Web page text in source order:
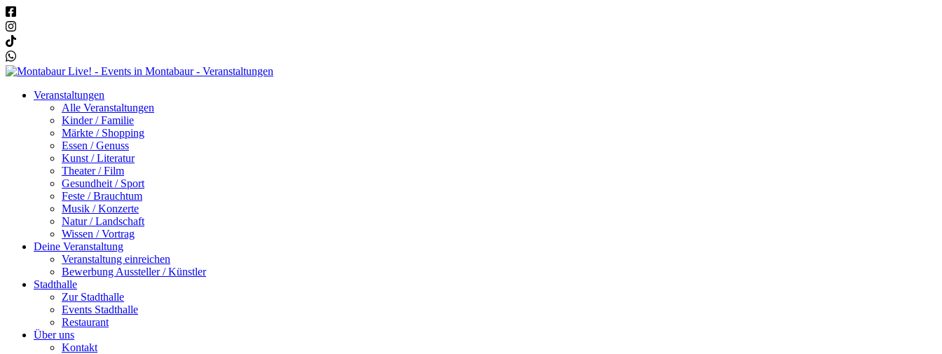
Veranstaltungen
Alle Veranstaltungen
Kinder / Familie
Märkte / Shopping
Essen / Genuss
Kunst / Literatur
Theater / Film
Gesundheit / Sport
Feste / Brauchtum
Musik / Konzerte
Natur / Landschaft
Wissen / Vortrag
Deine Veranstaltung
Veranstaltung einreichen
Bewerbung Aussteller / Künstler
Stadthalle
Zur Stadthalle
Events Stadthalle
Restaurant
Über uns
Kontakt